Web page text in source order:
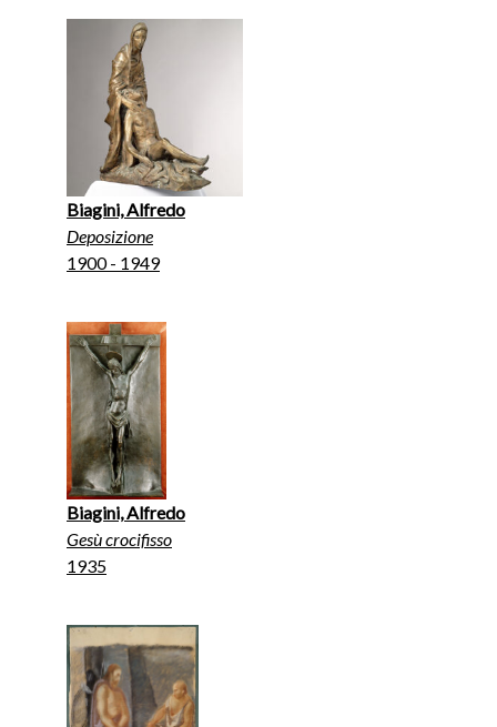
Biagini, Alfredo
Deposizione
1900 - 1949
Biagini, Alfredo
Gesù crocifisso
1935